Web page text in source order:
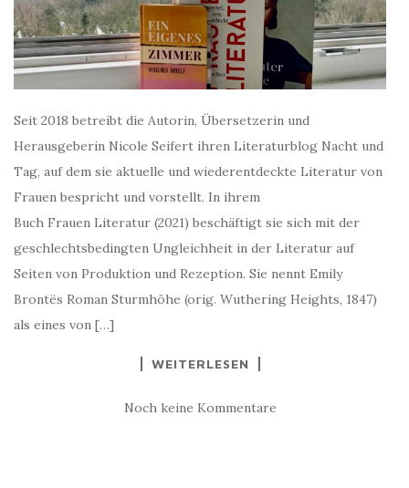
Seit 2018 betreibt die Autorin, Übersetzerin und
Herausgeberin Nicole Seifert ihren Literaturblog Nacht und
Tag, auf dem sie aktuelle und wiederentdeckte Literatur von
Frauen bespricht und vorstellt. In ihrem
Buch Frauen Literatur (2021) beschäftigt sie sich mit der
geschlechtsbedingten Ungleichheit in der Literatur auf
Seiten von Produktion und Rezeption. Sie nennt Emily
Brontës Roman Sturmhöhe (orig. Wuthering Heights, 1847)
als eines von […]
WEITERLESEN
Noch keine Kommentare